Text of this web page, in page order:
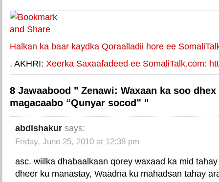
Halkan ka baar kaydka Qoraalladii hore ee
. AKHRI: Xeerka Saxaafadeed ee SomaliTalk.com:
8 Jawaabood " Zenawi: Waxaan ka soo
magacaabo “Qunyar socod” "
abdishakur says:
Friday, June 25, 2010 at 12:38 pm
asc. wiilka dhabaalkaan qorey waxaad ka mid
dheer ku manastay, Waadna ku mahadsan tahay